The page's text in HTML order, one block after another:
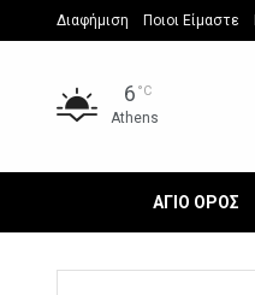
Διαφήμιση Ποιοι Είμαστε
6 °C
Athens
ΑΓΙΟ ΟΡΟΣ